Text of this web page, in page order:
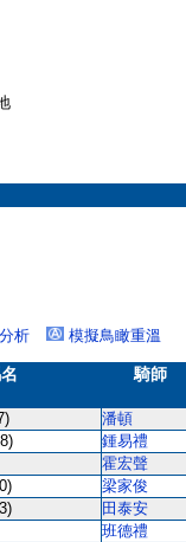
析 模擬鳥瞰重溫
騎師
潘頓
鍾易禮
霍宏聲
梁家俊
田泰安
班德禮